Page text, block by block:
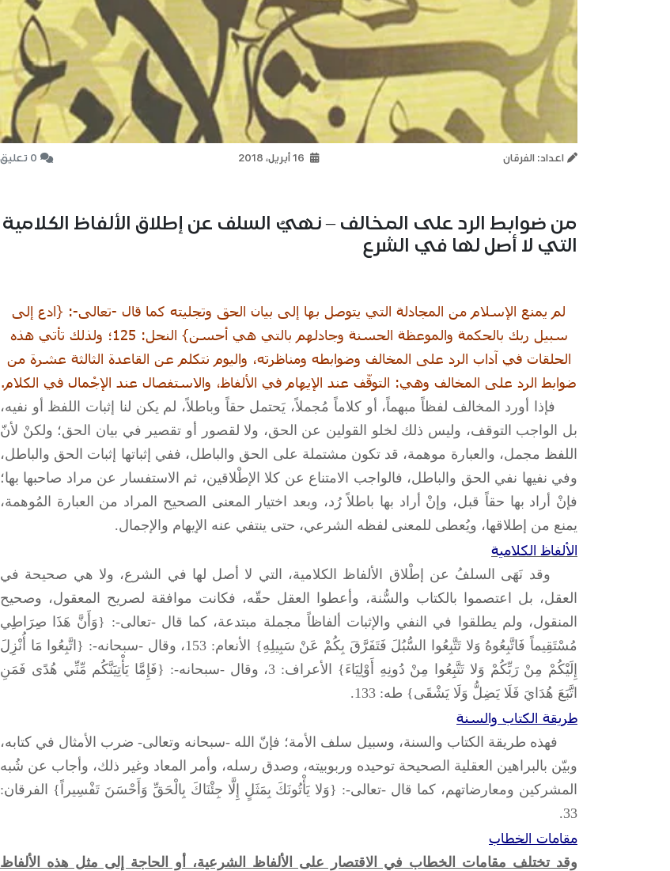
اعداد: الفرقان 0 تعليق
من ضوابط الرد على المخالف – نهيُ السلف عن إطلاق الألفاظ الكلامية
التي لا أصل لها في الشرع
لم يمنع الإسلام من المجادلة التي يتوصل بها إلى بيان الحق وتجليته كما قال -تعالى-: {ادع إلى
سبيل ربك بالحكمة والموعظة الحسنة وجادلهم بالتي هي أحسن} النحل: 125؛ ولذلك تأتي هذه
الحلقات في آداب الرد على المخالف وضوابطه ومناظرته، واليوم نتكلم عن القاعدة الثالثة عشرة من
ضوابط الرد على المخالف وهي: التوقّف عند الإيهام في الألفاظ، والاستفصال عند الإجْمال في الكلام.
فإذا أورد المخالف لفظاً مبهماً، أو كلاماً مُجملاً، يَحتمل حقاً وباطلاً، لم يكن لنا إثبات اللفظ أو نفيه،
بل الواجب التوقف، وليس ذلك لخلو القولين عن الحق، ولا لقصور أو تقصير في بيان الحق؛ ولكنْ لأنّ
اللفظ مجمل، والعبارة موهمة، قد تكون مشتملة على الحق والباطل، ففي إثباتها إثبات الحق والباطل،
وفي نفيها نفي الحق والباطل، فالواجب الامتناع عن كلا الإطْلاقين، ثم الاستفسار عن مراد صاحبها بها؛
فإنْ أراد بها حقاً قبل، وإنْ أراد بها باطلاً رُد، وبعد اختيار المعنى الصحيح المراد من العبارة المُوهمة،
يمنع من إطلاقها، ويُعطى للمعنى لفظه الشرعي، حتى ينتفي عنه الإيهام والإجمال.
الألفاظ الكلامية
وقد نَهَى السلفُ عن إطْلاق الألفاظ الكلامية، التي لا أصل لها في الشرع، ولا هي صحيحة في
العقل، بل اعتصموا بالكتاب والسُّنة، وأعطوا العقل حقّه، فكانت موافقة لصريح المعقول، وصحيح
المنقول، ولم يطلقوا في النفي والإثبات ألفاظاً مجملة مبتدعة، كما قال -تعالى-: {وَأَنَّ هَذَا صِرَاطِي
مُسْتَقِيماً فَاتَّبِعُوهُ وَلا تَتَّبِعُوا السُّبُلَ فَتَفَرَّقَ بِكُمْ عَنْ سَبِيلِهِ} الأنعام: 153، وقال -سبحانه-: {اتَّبِعُوا مَا أُنْزِلَ
إِلَيْكُمْ مِنْ رَبِّكُمْ وَلا تَتَّبِعُوا مِنْ دُونِهِ أَوْلِيَاءَ} الأعراف: 3، وقال -سبحانه-: {فَإِمَّا يَأْتِيَنَّكُم مِّنِّي هُدًى فَمَنِ
اتَّبَعَ هُدَايَ فَلَا يَضِلُّ وَلَا يَشْقَى} طه: 133.
طريقة الكتاب والسنة
فهذه طريقة الكتاب والسنة، وسبيل سلف الأمة؛ فإنّ الله -سبحانه وتعالى- ضرب الأمثال في كتابه،
وبيّن بالبراهين العقلية الصحيحة توحيده وربوبيته، وصدق رسله، وأمر المعاد وغير ذلك، وأجاب عن شُبه
المشركين ومعارضاتهم، كما قال -تعالى-: {وَلا يَأْتُونَكَ بِمَثَلٍ إِلَّا جِئْنَاكَ بِالْحَقِّ وَأَحْسَنَ تَفْسِيراً} الفرقان:
33.
مقامات الخطاب
وقد تختلف مقامات الخطاب في الاقتصار على الألفاظ الشرعية، أو الحاجة إلى مثل هذه الألفاظ